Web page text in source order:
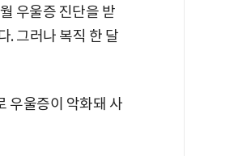
우울증 진단을 받
. 그러나 복직 한 달
우울증이 악화돼 사